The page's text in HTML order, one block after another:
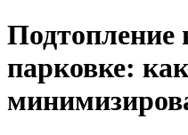
Подтопление
парковке: как